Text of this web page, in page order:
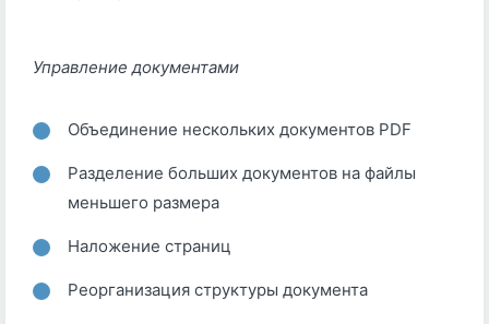
Управление документами
Объединение нескольких документов PDF
Разделение больших документов на файлы
меньшего размера
Наложение страниц
Реорганизация структуры документа